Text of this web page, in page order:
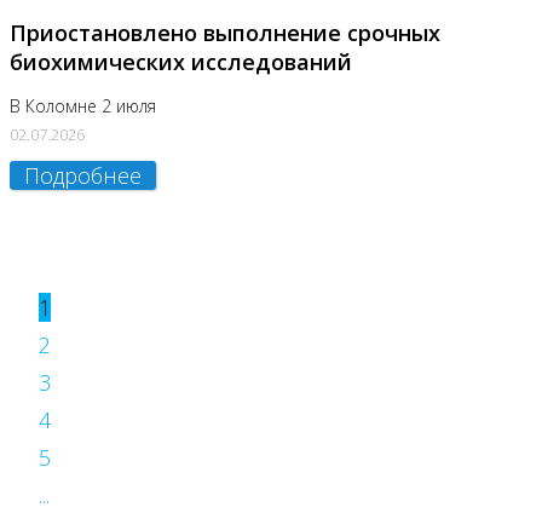
Приостановлено выполнение срочных
биохимических исследований
В Коломне 2 июля
02.07.2026
Подробнее
1
2
3
4
5
...